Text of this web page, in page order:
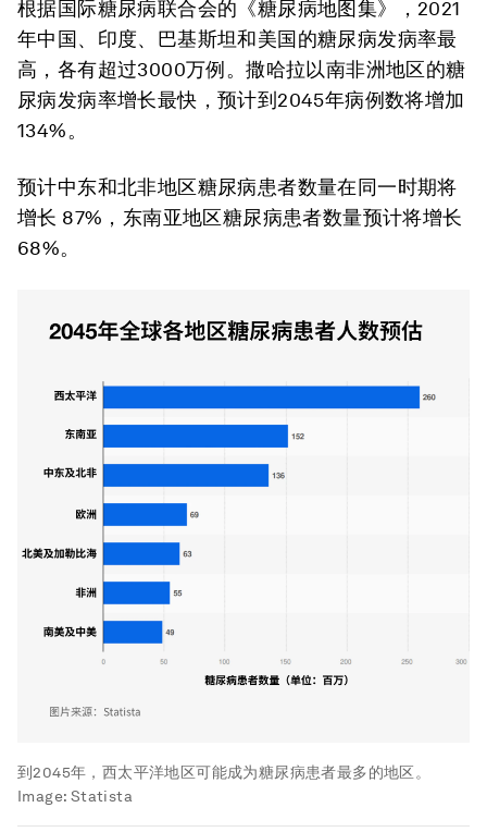
根据国际糖尿病联合会的《糖尿病地图集》，2021
年中国、印度、巴基斯坦和美国的糖尿病发病率最
高，各有超过3000万例。撒哈拉以南非洲地区的糖
尿病发病率增长最快，预计到2045年病例数将增加
134%。
预计中东和北非地区糖尿病患者数量在同一时期将
增长 87%，东南亚地区糖尿病患者数量预计将增长
68%。
到2045年，西太平洋地区可能成为糖尿病患者最多的地区。
Image: Statista